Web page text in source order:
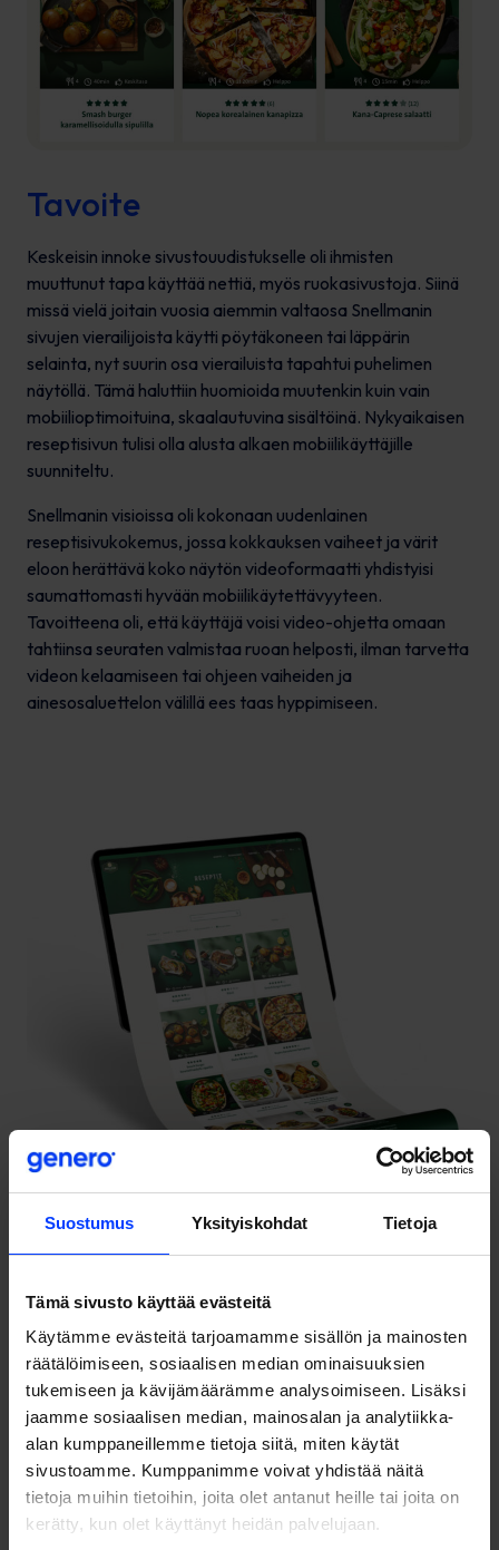
Suostumus Yksityiskohdat Tietoja
Tämä sivusto käyttää evästeitä
Käytämme evästeitä tarjoamamme sisällön ja mainosten
räätälöimiseen, sosiaalisen median ominaisuuksien
tukemiseen ja kävijämäärämme analysoimiseen. Lisäksi
jaamme sosiaalisen median, mainosalan ja analytiikka-
alan kumppaneillemme tietoja siitä, miten käytät
sivustoamme. Kumppanimme voivat yhdistää näitä
tietoja muihin tietoihin, joita olet antanut heille tai joita on
kerätty, kun olet käyttänyt heidän palvelujaan.
Tavoite
Keskeisin innoke sivustouudistukselle oli ihmisten
muuttunut tapa käyttää nettiä, myös ruokasivustoja. Siinä
missä vielä joitain vuosia aiemmin valtaosa Snellmanin
sivujen vierailijoista käytti pöytäkoneen tai läppärin
selainta, nyt suurin osa vierailuista tapahtui puhelimen
näytöllä. Tämä haluttiin huomioida muutenkin kuin vain
mobiilioptimoituina, skaalautuvina sisältöinä. Nykyaikaisen
reseptisivun tulisi olla alusta alkaen mobiilikäyttäjille
suunniteltu.
Snellmanin visioissa oli kokonaan uudenlainen
reseptisivukokemus, jossa kokkauksen vaiheet ja värit
eloon herättävä koko näytön videoformaatti yhdistyisi
saumattomasti hyvään mobiilikäytettävyyteen.
Tavoitteena oli, että käyttäjä voisi video-ohjetta omaan
tahtiinsa seuraten valmistaa ruoan helposti, ilman tarvetta
videon kelaamiseen tai ohjeen vaiheiden ja
ainesosaluettelon välillä ees taas hyppimiseen.
sivustouudistuksella haluttiin huomioida myös uudistuva
brändi-ilme sekä sujuvoittaa Snellmanin taajaan
päivittyvän tuotevalikoiman ja reseptiarkiston ylläpitämistä
verkkosivuilla. Tätä varten Snellmanilla jo sisäisessä
käytössä olevalle tuotetietojärjestelmälle päätettiin tehdä
integraatio uudelle sivustolle, niin että sisältöjen hallinnointi
olisi jatkossa yksinkertaisempaa.
Uuden sivuston suunnittelussa oli toisin sanottuna lukuisia
huomioitavia tekijöitä: kokonaan uuden